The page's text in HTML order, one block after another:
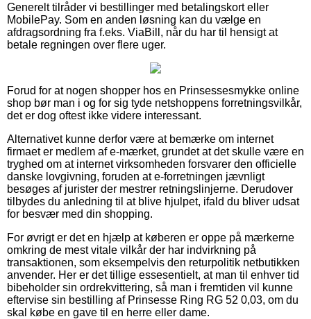
Generelt tilråder vi bestillinger med betalingskort eller
MobilePay. Som en anden løsning kan du vælge en
afdragsordning fra f.eks. ViaBill, når du har til hensigt at
betale regningen over flere uger.
Forud for at nogen shopper hos en Prinsessesmykke online
shop bør man i og for sig tyde netshoppens forretningsvilkår,
det er dog oftest ikke videre interessant.
Alternativet kunne derfor være at bemærke om internet
firmaet er medlem af e-mærket, grundet at det skulle være en
tryghed om at internet virksomheden forsvarer den officielle
danske lovgivning, foruden at e-forretningen jævnligt
besøges af jurister der mestrer retningslinjerne. Derudover
tilbydes du anledning til at blive hjulpet, ifald du bliver udsat
for besvær med din shopping.
For øvrigt er det en hjælp at køberen er oppe på mærkerne
omkring de mest vitale vilkår der har indvirkning på
transaktionen, som eksempelvis den returpolitik netbutikken
anvender. Her er det tillige essesentielt, at man til enhver tid
bibeholder sin ordrekvittering, så man i fremtiden vil kunne
eftervise sin bestilling af Prinsesse Ring RG 52 0,03, om du
skal købe en gave til en herre eller dame.